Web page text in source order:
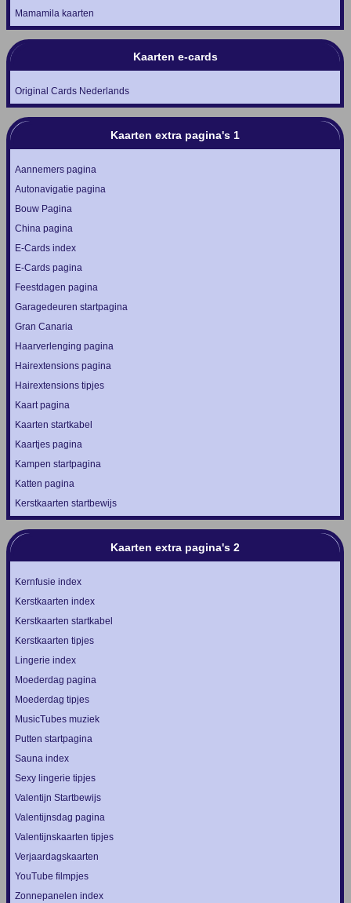
Mamamila kaarten
Kaarten e-cards
Original Cards Nederlands
Kaarten extra pagina's 1
Aannemers pagina
Autonavigatie pagina
Bouw Pagina
China pagina
E-Cards index
E-Cards pagina
Feestdagen pagina
Garagedeuren startpagina
Gran Canaria
Haarverlenging pagina
Hairextensions pagina
Hairextensions tipjes
Kaart pagina
Kaarten startkabel
Kaartjes pagina
Kampen startpagina
Katten pagina
Kerstkaarten startbewijs
Kaarten extra pagina's 2
Kernfusie index
Kerstkaarten index
Kerstkaarten startkabel
Kerstkaarten tipjes
Lingerie index
Moederdag pagina
Moederdag tipjes
MusicTubes muziek
Putten startpagina
Sauna index
Sexy lingerie tipjes
Valentijn Startbewijs
Valentijnsdag pagina
Valentijnskaarten tipjes
Verjaardagskaarten
YouTube filmpjes
Zonnepanelen index